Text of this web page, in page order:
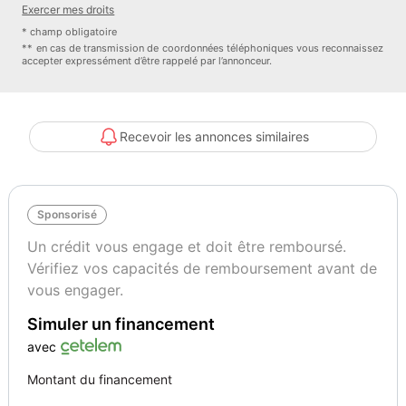
Aide au démarrage en côte
Feux automatiques
Antivol
3 appuie-tête arrière
Accoudoir central arrière avec porte-gobelet
Airbags frontaux (passager neutralisable) latéraux et rideaux
Amplificateur 506 watts
Appuie-tête actifs à l'avant
Banquette arrière rabattable système d'ouverture et de démarrage
Essuie-glace à déclenchement automatique
Feux arrière à signature LED
Jantes en alliage 19''
Prise 230V à l'arrière
Exercer mes droits
* champ obligatoire
** en cas de transmission de coordonnées téléphoniques vous reconnaissez
accepter expressément d’être rappelé par l’annonceur.
Recevoir les annonces similaires
Sponsorisé
Un crédit vous engage et doit être remboursé.
Vérifiez vos capacités de remboursement avant de
vous engager.
Simuler un financement
avec
Montant du financement